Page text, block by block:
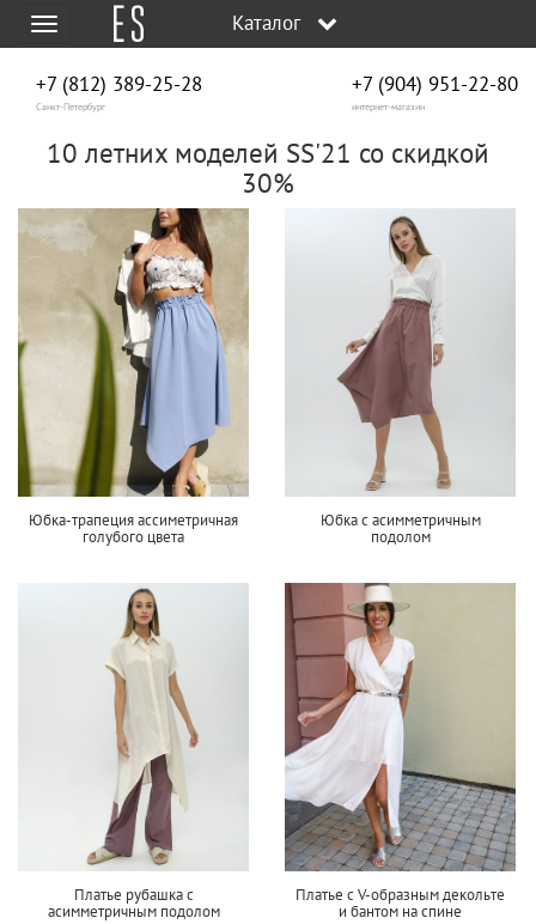
Меню Каталог
+7 (812) 389-25-28
Санкт-Петербург
+7 (904) 951‑22‑80
интернет-магазин
10 летних моделей SS'21 со скидкой
30%
Юбка-трапеция ассиметричная
голубого цвета
Юбка с асимметричным
подолом
Платье рубашка с
асимметричным подолом
Платье с V-образным декольте
и бантом на спине